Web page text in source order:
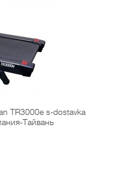
TR3000e s-dostavka
Тайвань